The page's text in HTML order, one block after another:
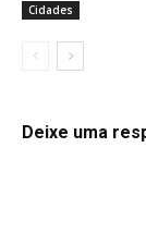
Cidades
Deixe uma